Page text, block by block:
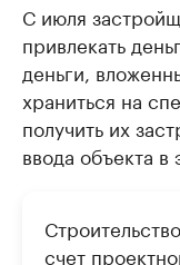
С июля
привлекать
деньги,
храниться на
получить их
ввода объекта в
счет